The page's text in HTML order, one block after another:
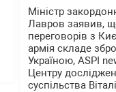
Міністр
Лавров заявив,
переговорів з
армія складе
Україною, ASPI
Центру
суспільства